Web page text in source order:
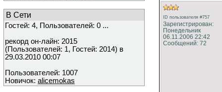
В Сети
Гостей: 4, Пользователей: 0 ...
рекорд он-лайн: 2015
(Пользователей: 1, Гостей: 2014) в
29.03.2010 00:07
Пользователей: 1007
Новичок: alicemokas
ID пользователя #757
Зарегистрирован:
Понедельник
06.11.2006 22:42
Сообщений: 72